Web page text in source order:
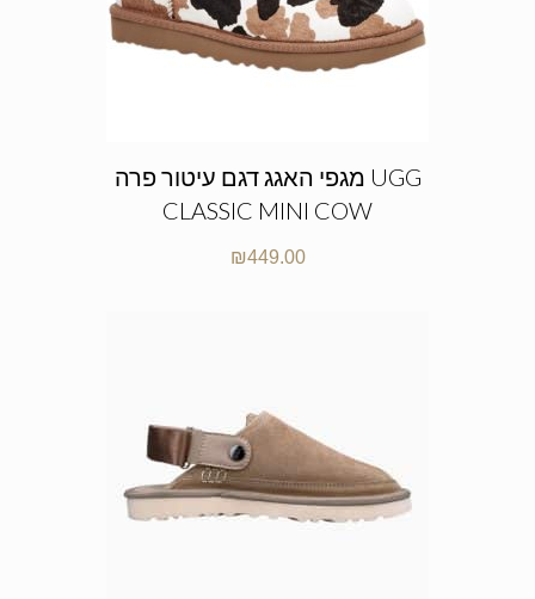
מגפי האגג דגם עיטור פרה UGG
CLASSIC MINI COW
₪449.00